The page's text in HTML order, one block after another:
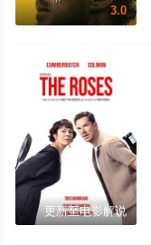
3.0
更新至电影解说